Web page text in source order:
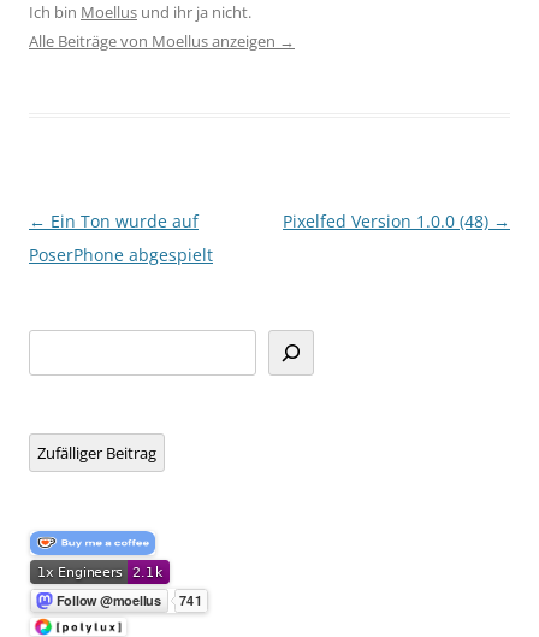
Ich bin Moellus und ihr ja nicht.
Alle Beiträge von Moellus anzeigen →
Beitragsnavigation
← Ein Ton wurde auf
PoserPhone abgespielt
Pixelfed Version 1.0.0 (48) →
Zufälliger Beitrag